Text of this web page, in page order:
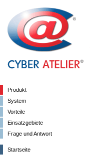
Produkt
System
Vorteile
Einsatzgebiete
Frage und Antwort
Startseite